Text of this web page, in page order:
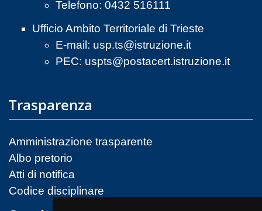
Telefono: 0432 516111
Ufficio Ambito Territoriale di Trieste
E-mail: usp.ts@istruzione.it
PEC: uspts@postacert.istruzione.it
Trasparenza
Amministrazione trasparente
Albo pretorio
Atti di notifica
Codice disciplinare